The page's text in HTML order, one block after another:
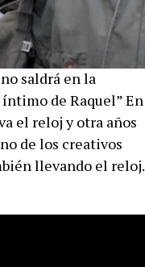
saldrá en la
de Raquel” En
el reloj y otra años
de los creativos
llevando el reloj.